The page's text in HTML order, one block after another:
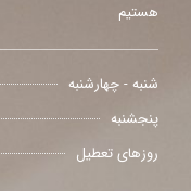
هستیم
شنبه - چهارشنبه
پنجشنبه
روزهای تعطیل